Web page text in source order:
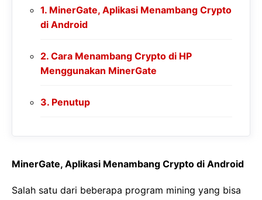
MinerGate, Aplikasi Menambang Crypto
di Android
Cara Menambang Crypto di HP
Menggunakan MinerGate
Penutup
MinerGate, Aplikasi Menambang Crypto di Android
Salah satu dari beberapa program mining yang bisa